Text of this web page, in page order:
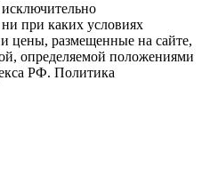
при каких условиях
цены, размещенные на сайте,
определяемой положениями
РФ. Политика